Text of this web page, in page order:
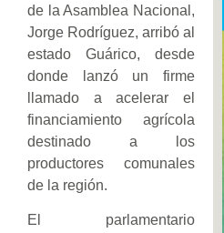
de la Asamblea Nacional,
Jorge Rodríguez, arribó al
estado Guárico, desde
donde lanzó un firme
llamado a acelerar el
financiamiento agrícola
destinado a los
productores comunales
de la región.
El parlamentario